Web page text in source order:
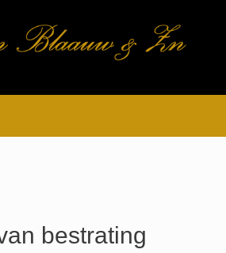
bestrating